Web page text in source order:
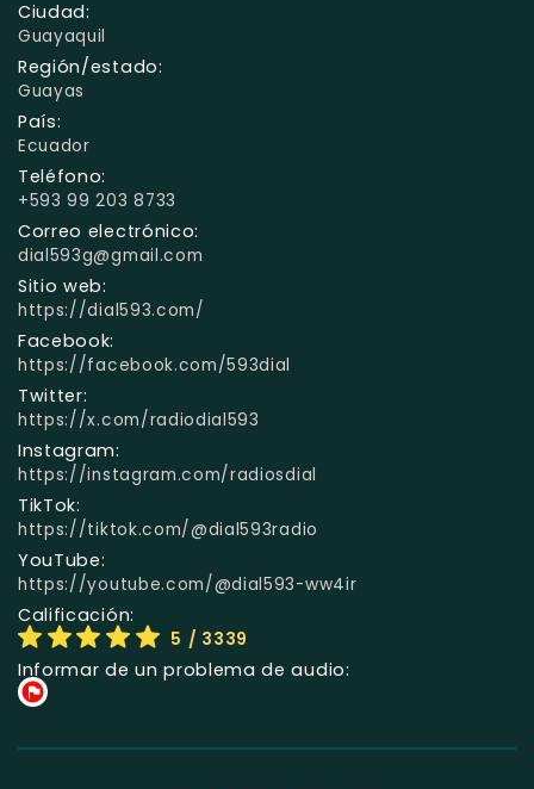
Ciudad:
Guayaquil
Región/estado:
Guayas
País:
Ecuador
Teléfono:
+593 99 203 8733
Correo electrónico:
dial593g@gmail.com
Sitio web:
https://dial593.com/
Facebook:
https://facebook.com/593dial
Twitter:
https://x.com/radiodial593
Instagram:
https://instagram.com/radiosdial
TikTok:
https://tiktok.com/@dial593radio
YouTube:
https://youtube.com/@dial593-ww4ir
Calificación:
5 / 3339
Informar de un problema de audio: